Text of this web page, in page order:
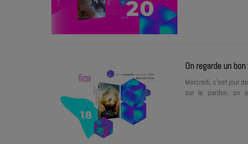
On regarde un
Mercredi, c'est jour
sur le pardon, on